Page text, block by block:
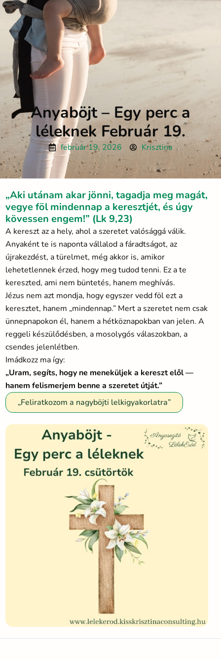
Anyaböjt – Egy perc a
léleknek Február 19.
február 19, 2026 Krisztina
„Aki utánam akar jönni, tagadja meg magát,
vegye föl mindennap a keresztjét, és úgy
kövessen engem!” (Lk 9,23)
A kereszt az a hely, ahol a szeretet valósággá válik.
Anyaként te is naponta vállalod a fáradtságot, az
újrakezdést, a türelmet, még akkor is, amikor
lehetetlennek érzed, hogy meg tudod tenni. Ez a te
kereszted, ami nem büntetés, hanem meghívás.
Jézus nem azt mondja, hogy egyszer vedd föl ezt a
keresztet, hanem „mindennap.” Mert a szeretet nem csak
ünnepnapokon él, hanem a hétköznapokban van jelen. A
reggeli készülődésben, a mosolygós válaszokban, a
csendes jelenlétben.
Imádkozz ma így:
„Uram, segíts, hogy ne meneküljek a kereszt elől —
hanem felismerjem benne a szeretet útját.”
„Feliratkozom a nagyböjti lelkigyakorlatra”